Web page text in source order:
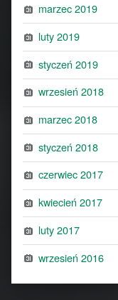
marzec 2019
luty 2019
styczeń 2019
wrzesień 2018
marzec 2018
styczeń 2018
czerwiec 2017
kwiecień 2017
luty 2017
wrzesień 2016